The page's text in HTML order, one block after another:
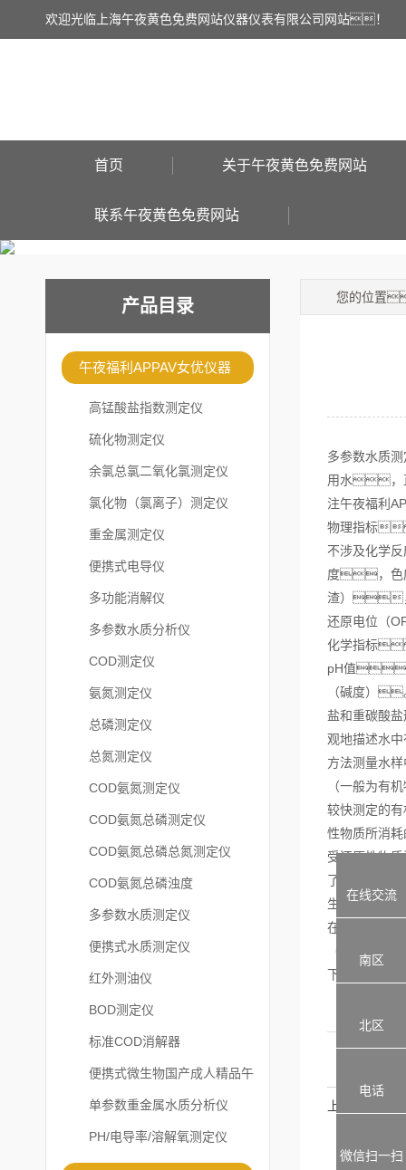
欢迎光临上海午夜黄色免费网站仪器仪表有限公司网站！
首页 关于午夜黄色免费网站
联系午夜黄色免费网站
产品目录
午夜福利APPAV女优仪器
高锰酸盐指数测定仪
硫化物测定仪
余氯总氯二氧化氯测定仪
氯化物（氯离子）测定仪
重金属测定仪
便携式电导仪
多功能消解仪
多参数水质分析仪
COD测定仪
氨氮测定仪
总磷测定仪
总氮测定仪
COD氨氮测定仪
COD氨氮总磷测定仪
COD氨氮总磷总氮测定仪
COD氨氮总磷浊度
多参数水质测定仪
便携式水质测定仪
红外测油仪
BOD测定仪
标准COD消解器
便携式微生物国产成人精品午
夜福利APP
单参数重金属水质分析仪
PH/电导率/溶解氧测定仪
您的位置
多参数水质
用水，
注午夜福利
物理指标
不涉及化学
度，色
渣）
还原电位（
化学指标
pH值
（碱度）
盐和重碳酸
观地描述水
方法测量水
（一般为有
较快测定的
性物质所消
受还原性物
了，
生物化学需
在一定时间
（TOC）
下燃烧生成
上一篇
在线交流
南区
北区
电话
微信扫一扫